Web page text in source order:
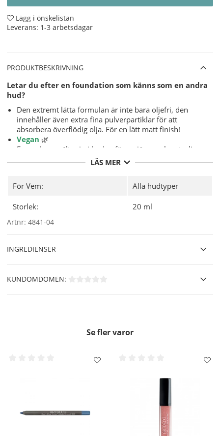
Lägg i önskelistan
Leverans: 1-3 arbetsdagar
PRODUKTBESKRIVNING
Letar du efter en foundation som känns som en andra
hud?
Den extremt lätta formulan är inte bara oljefri, den
innehåller även extra fina pulverpartiklar för att
absorbera överflödig olja. För en lätt matt finish!
Vegan 🌿
Formulan smälter in i huden för en jämn och naturlig
look. Säg adjö till den maskliknande effekten!
Även om foundationen håller väldigt länge, kan den
på huden.
vattenhalten gör att huden känns fräsch.
Den perfekta allround foundationen!
Innehåller:
Hyaluronsyra
Ingefärsrotsextrakt- har en antibakteriell effekt och
ger näring åt huden.
yttre påverkan.
Använd sedan en borste, sminksvamp eller fingrarna för att
LÄS MER
För Vem: Alla hudtyper
Storlek: 20 ml
Artnr: 4841-04
INGREDIENSER
KUNDOMDÖMEN:
Se fler varor